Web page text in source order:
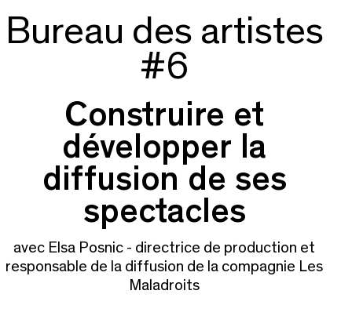
Bureau des artistes
#6
Construire et
développer la
diffusion de ses
spectacles
avec Elsa Posnic - directrice de production et
responsable de la diffusion de la compagnie Les
Maladroits